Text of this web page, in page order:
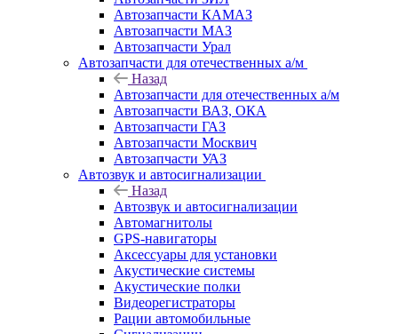
Автозапчасти КАМАЗ
Автозапчасти МАЗ
Автозапчасти Урал
Автозапчасти для отечественных а/м
Назад
Автозапчасти для отечественных а/м
Автозапчасти ВАЗ, ОКА
Автозапчасти ГАЗ
Автозапчасти Москвич
Автозапчасти УАЗ
Автозвук и автосигнализации
Назад
Автозвук и автосигнализации
Автомагнитолы
GPS-навигаторы
Аксессуары для установки
Акустические системы
Акустические полки
Видеорегистраторы
Рации автомобильные